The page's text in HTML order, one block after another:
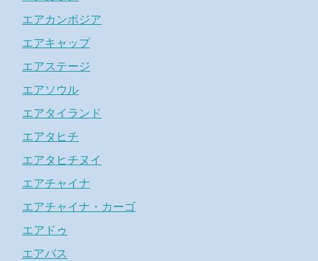
エアカンボジア
エアキャップ
エアステージ
エアソウル
エアタイランド
エアタヒチ
エアタヒチヌイ
エアチャイナ
エアチャイナ・カーゴ
エアドゥ
エアバス